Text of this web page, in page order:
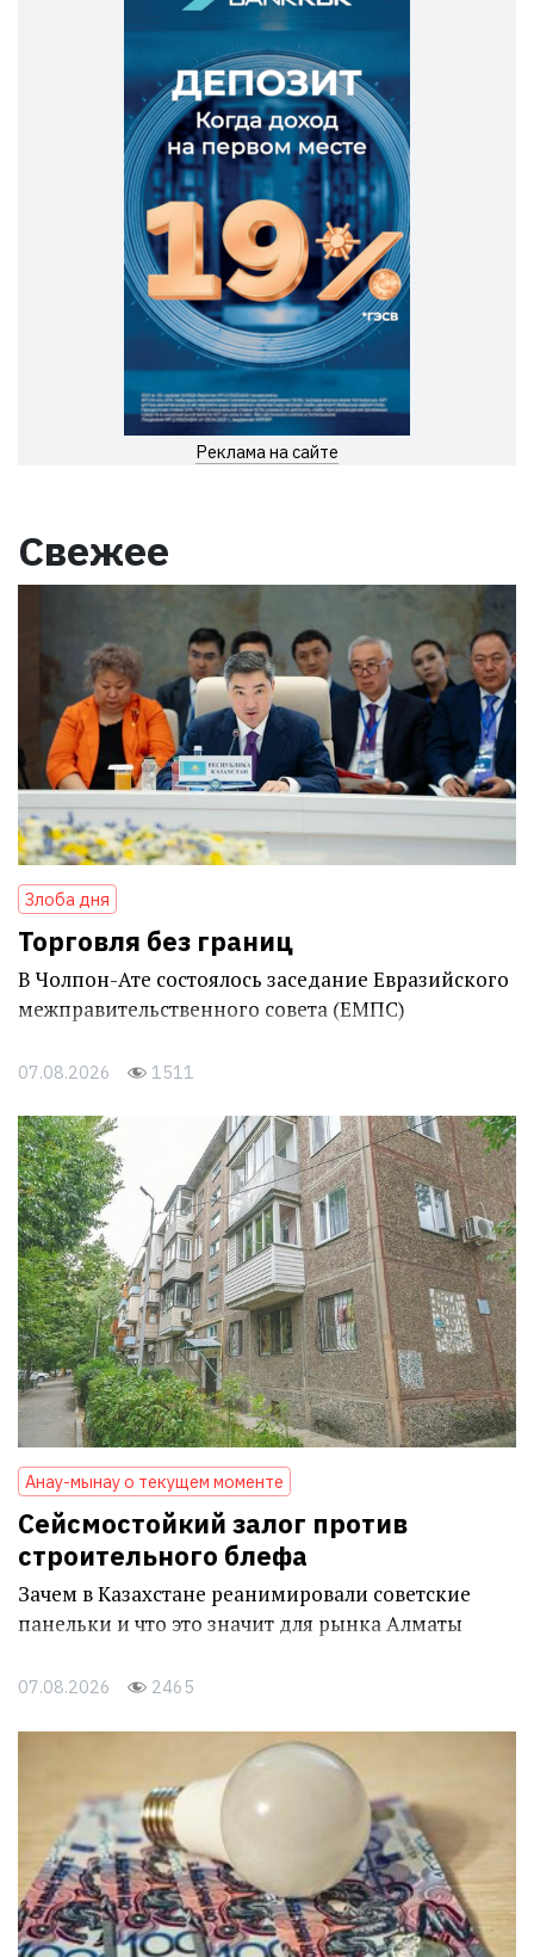
Реклама на сайте
Свежее
Злоба дня
Торговля без границ
В Чолпон-Ате состоялось заседание Евразийского
межправительственного совета (ЕМПС)
07.08.2026 1511
Анау-мынау о текущем моменте
Сейсмостойкий залог против
строительного блефа
Зачем в Казахстане реанимировали советские
панельки и что это значит для рынка Алматы
07.08.2026 2465